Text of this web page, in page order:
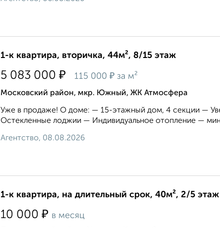
1-к квартира, вторичка, 44м², 8/15 этаж
5 083 000 ₽ 115 000 ₽ за м²
Московский район, мкр. Южный, ЖК Атмосфера
Уже в продаже! О доме: — 15-этажный дом, 4 секции —
Остекленные лоджии — Индивидуальное отопление —
Агентство, 08.08.2026
1-к квартира, на длительный срок, 40м², 2/5 этаж
10 000 ₽ в месяц